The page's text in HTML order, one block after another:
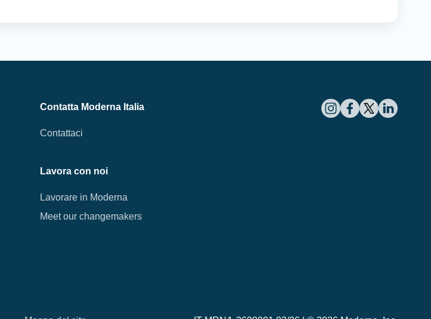
Contatta Moderna Italia
Contattaci
Lavora con noi
Lavorare in Moderna
Meet our changemakers